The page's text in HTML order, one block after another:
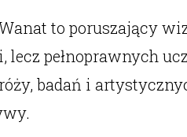
to poruszający
pełnoprawnych
badań i